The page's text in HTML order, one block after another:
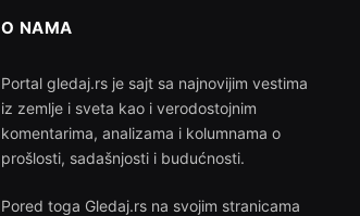
O NAMA
Portal gledaj.rs je sajt sa najnovijim vestima
iz zemlje i sveta kao i verodostojnim
komentarima, analizama i kolumnama o
prošlosti, sadašnjosti i budućnosti.
Pored toga Gledaj.rs na svojim stranicama